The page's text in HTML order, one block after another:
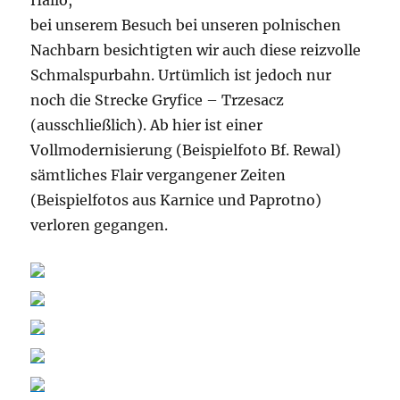
bei unserem Besuch bei unseren polnischen
Nachbarn besichtigten wir auch diese reizvolle
Schmalspurbahn. Urtümlich ist jedoch nur
noch die Strecke Gryfice – Trzesacz
(ausschließlich). Ab hier ist einer
Vollmodernisierung (Beispielfoto Bf. Rewal)
sämtliches Flair vergangener Zeiten
(Beispielfotos aus Karnice und Paprotno)
verloren gegangen.